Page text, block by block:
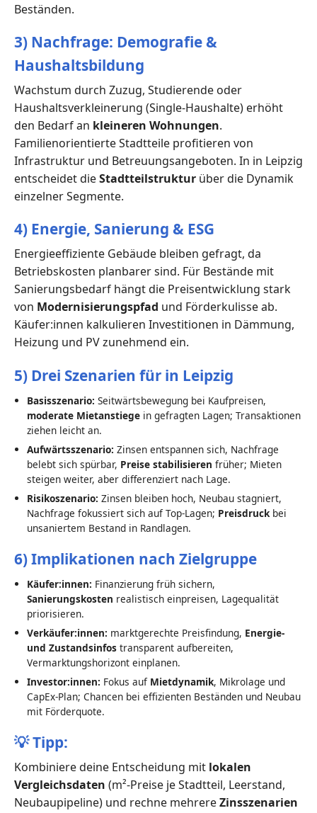
Beständen.
3) Nachfrage: Demografie &
Haushaltsbildung
Wachstum durch Zuzug, Studierende oder
Haushaltsverkleinerung (Single-Haushalte) erhöht
den Bedarf an kleineren Wohnungen.
Familienorientierte Stadtteile profitieren von
Infrastruktur und Betreuungsangeboten. In in Leipzig
entscheidet dieStadtteilstruktur über die Dynamik
einzelner Segmente.
4) Energie, Sanierung & ESG
Energieeffiziente Gebäude bleiben gefragt, da
Betriebskosten planbarer sind. Für Bestände mit
Sanierungsbedarf hängt die Preisentwicklung stark
von Modernisierungspfad und Förderkulisse ab.
Käufer:innen kalkulieren Investitionen in Dämmung,
Heizung und PV zunehmend ein.
5) Drei Szenarien für in Leipzig
Basisszenario: Seitwärtsbewegung bei Kaufpreisen,
moderate Mietanstiegein gefragten Lagen; Transaktionen
ziehen leicht an.
Aufwärtsszenario: Zinsen entspannen sich, Nachfrage
belebt sich spürbar, Preise stabilisieren früher; Mieten
steigen weiter, aber differenziert nach Lage.
Risikoszenario: Zinsen bleiben hoch, Neubau stagniert,
Nachfrage fokussiert sich auf Top-Lagen; Preisdruckbei
unsaniertem Bestand in Randlagen.
6) Implikationen nach Zielgruppe
Käufer:innen: Finanzierung früh sichern,
Sanierungskosten realistisch einpreisen, Lagequalität
priorisieren.
Verkäufer:innen: marktgerechte Preisfindung, Energie-
und Zustandsinfostransparent aufbereiten,
Vermarktungshorizont einplanen.
Investor:innen: Fokus auf Mietdynamik, Mikrolage und
CapEx-Plan; Chancen bei effizienten Beständen und Neubau
mit Förderquote.
💡Tipp:
Kombiniere deine Entscheidung mit lokalen
Vergleichsdaten (m²-Preise je Stadtteil, Leerstand,
Neubaupipeline) und rechne mehrereZinsszenarien